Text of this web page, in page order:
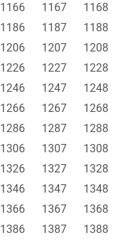
1166 1167 1168
1186 1187 1188
1206 1207 1208
1226 1227 1228
1246 1247 1248
1266 1267 1268
1286 1287 1288
1306 1307 1308
1326 1327 1328
1346 1347 1348
1366 1367 1368
1386 1387 1388